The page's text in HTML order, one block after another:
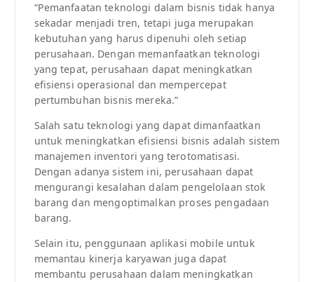
“Pemanfaatan teknologi dalam bisnis tidak hanya
sekadar menjadi tren, tetapi juga merupakan
kebutuhan yang harus dipenuhi oleh setiap
perusahaan. Dengan memanfaatkan teknologi
yang tepat, perusahaan dapat meningkatkan
efisiensi operasional dan mempercepat
pertumbuhan bisnis mereka.”
Salah satu teknologi yang dapat dimanfaatkan
untuk meningkatkan efisiensi bisnis adalah sistem
manajemen inventori yang terotomatisasi.
Dengan adanya sistem ini, perusahaan dapat
mengurangi kesalahan dalam pengelolaan stok
barang dan mengoptimalkan proses pengadaan
barang.
Selain itu, penggunaan aplikasi mobile untuk
memantau kinerja karyawan juga dapat
membantu perusahaan dalam meningkatkan